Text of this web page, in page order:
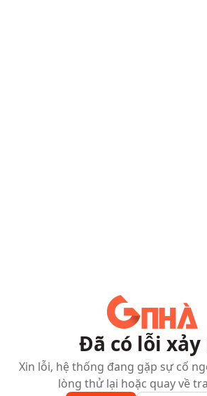
Đã có lỗi xảy
Xin lỗi, hệ thống đang gặp sự cố
lòng thử lại hoặc quay về